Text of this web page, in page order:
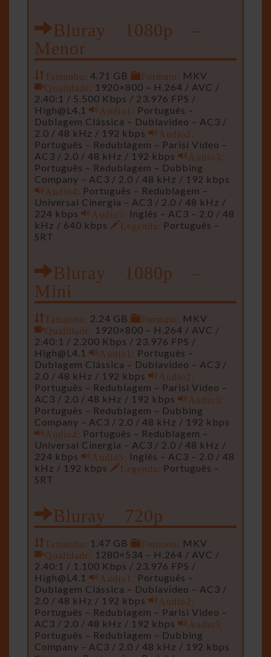
Bluray 1080p –
Menor
Tamanho: 4.71 GB Formato: MKV
Qualidade: 1920×800 – H.264 / AVC /
2.40:1 / 5.500 Kbps / 23.976 FPS /
High@L4.1
Audio1: Português –
Dublagem Clássica – Dublavideo – AC3 /
2.0 / 48 kHz / 192 kbps
Audio2:
Português – Redublagem – Parisi Video –
AC3 / 2.0 / 48 kHz / 192 kbps
Audio3:
Português – Redublagem – Dubbing
Company – AC3 / 2.0 / 48 kHz / 192 kbps
Audio4: Português – Redublagem –
Universal Cinergia – AC3 / 2.0 / 48 kHz /
224 kbps
Audio5: Inglês – AC3 – 2.0 / 48
kHz / 640 kbps
Legenda: Português –
SRT
Bluray 1080p –
Mini
Tamanho: 2.24 GB Formato: MKV
Qualidade: 1920×800 – H.264 / AVC /
2.40:1 / 2.200 Kbps / 23.976 FPS /
High@L4.1
Audio1: Português –
Dublagem Clássica – Dublavideo – AC3 /
2.0 / 48 kHz / 192 kbps
Audio2:
Português – Redublagem – Parisi Video –
AC3 / 2.0 / 48 kHz / 192 kbps
Audio3:
Português – Redublagem – Dubbing
Company – AC3 / 2.0 / 48 kHz / 192 kbps
Audio4: Português – Redublagem –
Universal Cinergia – AC3 / 2.0 / 48 kHz /
224 kbps
Audio5: Inglês – AC3 – 2.0 / 48
kHz / 192 kbps
Legenda: Português –
SRT
Bluray 720p
Tamanho: 1.47 GB Formato: MKV
Qualidade: 1280×534 – H.264 / AVC /
2.40:1 / 1.100 Kbps / 23.976 FPS /
High@L4.1
Audio1: Português –
Dublagem Clássica – Dublavideo – AC3 /
2.0 / 48 kHz / 192 kbps
Audio2:
Português – Redublagem – Parisi Video –
AC3 / 2.0 / 48 kHz / 192 kbps
Audio3:
Português – Redublagem – Dubbing
Company – AC3 / 2.0 / 48 kHz / 192 kbps